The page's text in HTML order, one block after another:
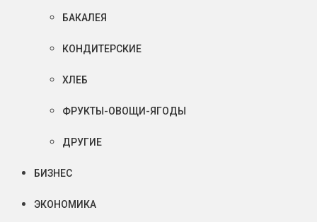
БАКАЛЕЯ
КОНДИТЕРСКИЕ
ХЛЕБ
ФРУКТЫ-ОВОЩИ-ЯГОДЫ
ДРУГИЕ
БИЗНЕС
ЭКОНОМИКА